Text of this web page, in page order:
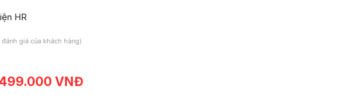
HR
đánh giá của khách hàng)
VNĐ